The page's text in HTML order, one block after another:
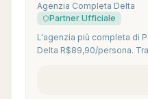
Agenzia Completa Delta
Partner Ufficiale
L'agenzia più completa di
Delta R$89,90/persona.